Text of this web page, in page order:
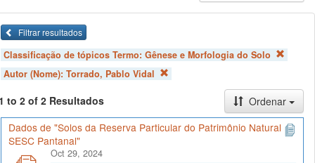
Filtrar resultados
Classificação de tópicos Termo: Gênese e Morfologia do Solo
Autor (Nome): Torrado, Pablo Vidal
to 2 of 2 Resultados
Ordenar
Dados de "Solos da Reserva Particular do Patrimônio Natural
SESC Pantanal"
Oct 29, 2024